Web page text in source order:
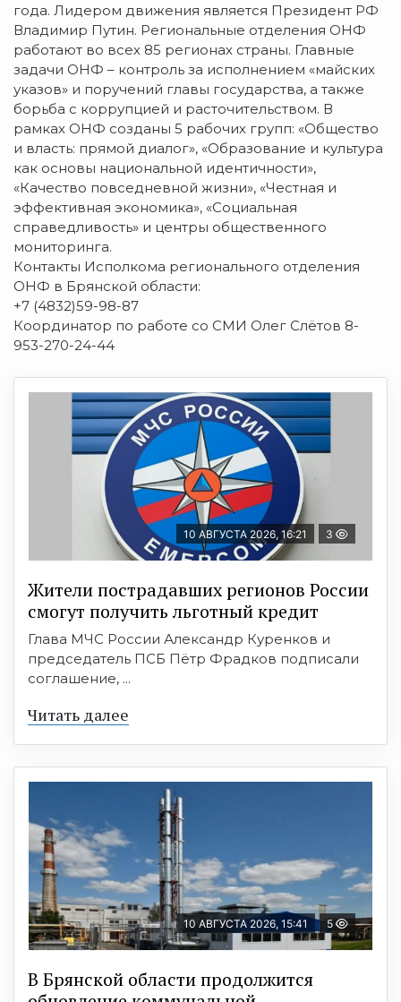
года. Лидером движения является Президент РФ
Владимир Путин. Региональные отделения ОНФ
работают во всех 85 регионах страны. Главные
задачи ОНФ – контроль за исполнением «майских
указов» и поручений главы государства, а также
борьба с коррупцией и расточительством. В
рамках ОНФ созданы 5 рабочих групп: «Общество
и власть: прямой диалог», «Образование и культура
как основы национальной идентичности»,
«Качество повседневной жизни», «Честная и
эффективная экономика», «Социальная
справедливость» и центры общественного
мониторинга.
Контакты Исполкома регионального отделения
ОНФ в Брянской области:
+7 (4832)59-98-87
Координатор по работе со СМИ Олег Слётов 8-
953-270-24-44
10 АВГУСТА 2026, 16:21 3
Жители пострадавших регионов России
смогут получить льготный кредит
Глава МЧС России Александр Куренков и
председатель ПСБ Пётр Фрадков подписали
соглашение, ...
Читать далее
10 АВГУСТА 2026, 15:41 5
В Брянской области продолжится